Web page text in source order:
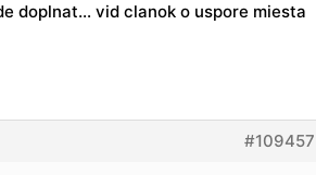
doplnat… vid clanok o uspore miesta
#109457